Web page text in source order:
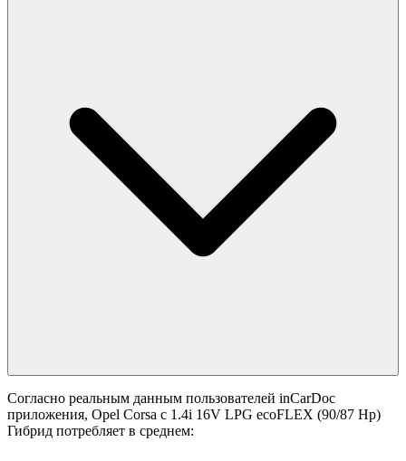
Согласно реальным данным пользователей inCarDoc
приложения, Opel Corsa с 1.4i 16V LPG ecoFLEX (90/87 Hp)
Гибрид потребляет в среднем: